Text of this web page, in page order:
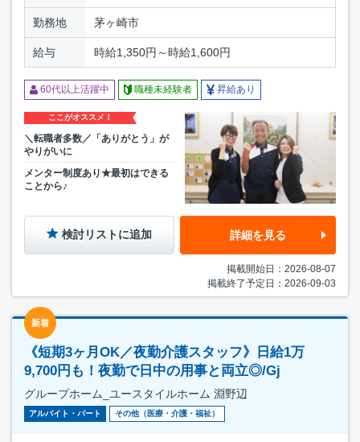
勤務地 茅ヶ崎市
給与 時給1,350円～時給1,600円
60代以上活躍中 職種未経験者 昇給あり
ここがオススメ！
＼転職者多数／「ありがとう」が
やりがいに
メンター制度あり★最初はできる
ことから♪
検討リストに追加 詳細を見る
掲載開始日：2026-08-07
掲載終了予定日：2026-09-03
新着
《短期3ヶ月OK／夜勤介護スタッフ》日給1万
9,700円も！夜勤で日中の用事と両立◎/Gj
グループホーム_ユースタイルホーム 淵野辺
アルバイト・パート その他（医療・介護・福祉）